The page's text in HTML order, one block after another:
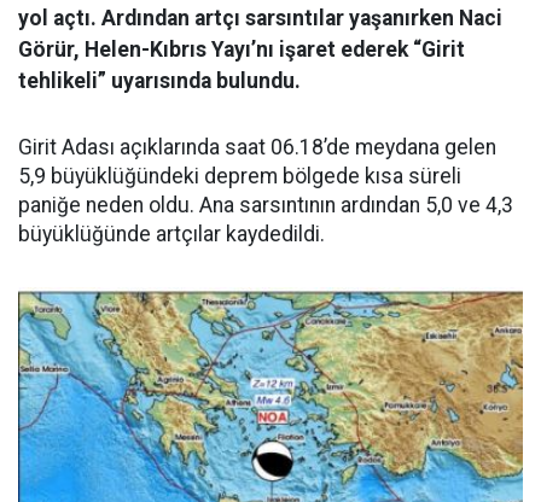
yol açtı. Ardından artçı sarsıntılar yaşanırken Naci
Görür, Helen-Kıbrıs Yayı’nı işaret ederek “Girit
tehlikeli” uyarısında bulundu.
Girit Adası açıklarında saat 06.18’de meydana gelen
5,9 büyüklüğündeki deprem bölgede kısa süreli
paniğe neden oldu. Ana sarsıntının ardından 5,0 ve 4,3
büyüklüğünde artçılar kaydedildi.